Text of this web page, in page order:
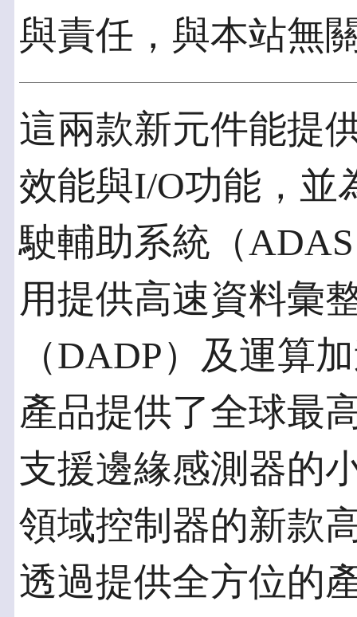
與責任，與本站無
這兩款新元件能提
效能與I/O功能，並
駛輔助系統（
用提供高速資料彙
（DADP）及運算
產品提供了全球最
支援邊緣感測器的
領域控制器的新款
透過提供全方位的